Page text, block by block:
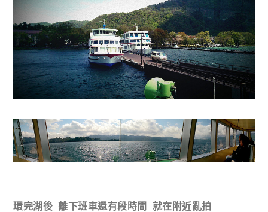
環完湖後 離下班車還有段時間 就在附近亂拍